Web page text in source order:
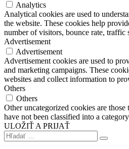
Analytics
Analytical cookies are used to
the website. These cookies help
number of visitors, bounce rate, traffic
Advertisement
Advertisement
Advertisement cookies are used to
and marketing campaigns. These
websites and collect information to
Others
Others
Other uncategorized cookies are those
have not been classified into a
ULOŽIŤ A PRIJAŤ